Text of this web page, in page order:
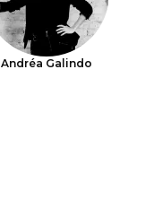
Andréa Galindo